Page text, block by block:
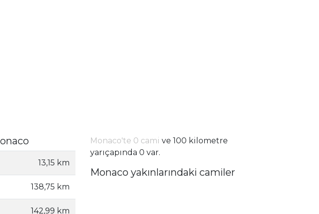
13,15 km
138,75 km
142,99 km
Monaco'te 0 cami ve 100 kilometre
yarıçapında 0 var.
Monaco yakınlarındaki camiler